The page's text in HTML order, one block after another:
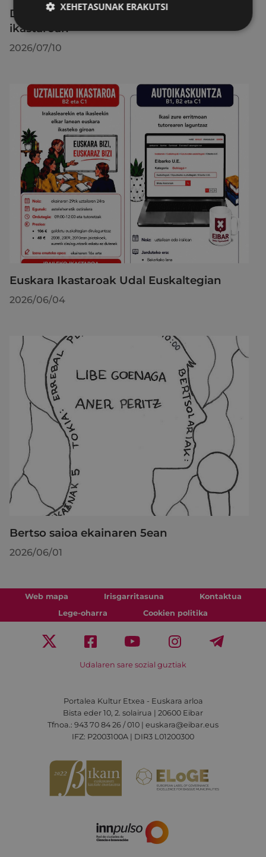
Debabarreneko 36 gazte aritu dira Begirale
ikastaroan
2026/07/10
Euskara Ikastaroak Udal Euskaltegian
2026/06/04
Bertso saioa ekainaren 5ean
2026/06/01
Web mapa Irisgarritasuna
Kontaktua
Lege-oharra
Cookien politika
Udalaren sare sozial guztiak
Portalea Kultur Etxea - Euskara arloa
Bista eder 10, 2. solairua | 20600 Eibar
Tfnoa.: 943 70 84 26 / 010 | euskara@eibar.eus
IFZ: P2003100A | DIR3 L01200300
XEHETASUNAK ERAKUTSI